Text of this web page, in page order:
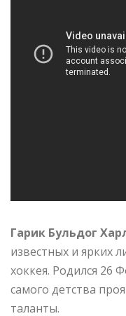
Гарик Бульдог
известных и ярких
хоккея. Родился 26
самого детства
таланты.